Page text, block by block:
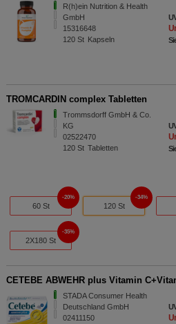
R(h)ein Nutrition & Health
GmbH
15316648
120 St Kapseln
TROMCARDIN complex Tabletten
Trommsdorff GmbH & Co.
KG
02522470
120 St Tabletten
60 St
20%
120 St
34%
2X180 St
35%
CETEBE ABWEHR plus Vitamin
STADA Consumer Health
Deutschland GmbH
02411150